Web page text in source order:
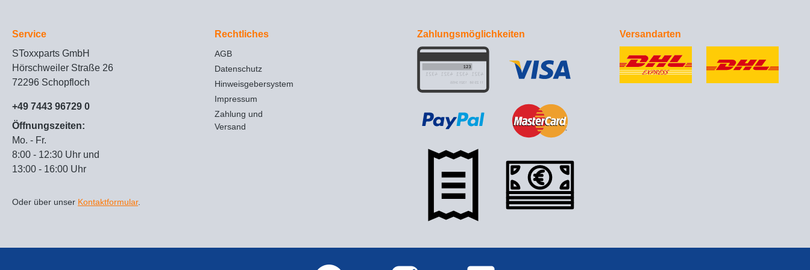
Service
SToxxparts GmbH
Hörschweiler Straße 26
72296 Schopfloch
+49 7443 96729 0
Öffnungszeiten:
Mo. - Fr.
8:00 - 12:30 Uhr und
13:00 - 16:00 Uhr
Oder über unser Kontaktformular.
Rechtliches
AGB
Datenschutz
Hinweisgebersystem
Impressum
Zahlung und
Versand
Zahlungsmöglichkeiten Versandarten